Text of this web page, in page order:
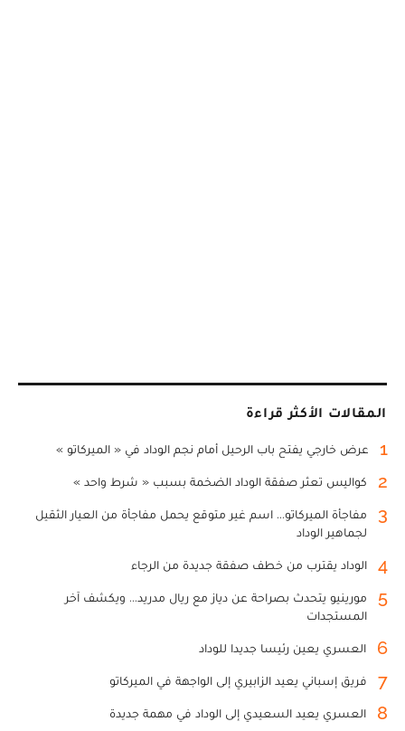
المقالات الأكثر قراءة
1 عرض خارجي يفتح باب الرحيل أمام نجم الوداد في « الميركاتو »
2 كواليس تعثر صفقة الوداد الضخمة بسبب « شرط واحد »
3
مفاجأة الميركاتو... اسم غير متوقع يحمل مفاجأة من العيار الثقيل
لجماهير الوداد
4 الوداد يقترب من خطف صفقة جديدة من الرجاء
5
مورينيو يتحدث بصراحة عن دياز مع ريال مدريد... ويكشف آخر
المستجدات
6 العسري يعين رئيسا جديدا للوداد
7 فريق إسباني يعيد الزابيري إلى الواجهة في الميركاتو
8 العسري يعيد السعيدي إلى الوداد في مهمة جديدة